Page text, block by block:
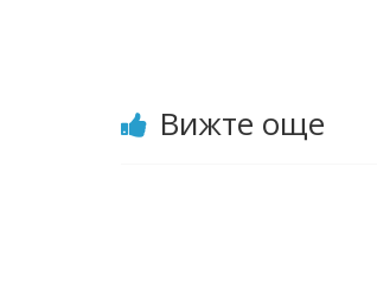
Вижте още